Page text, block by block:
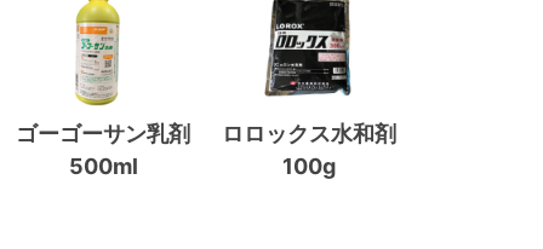
ゴーゴーサン乳剤
500ml
ロロックス水和剤
100g